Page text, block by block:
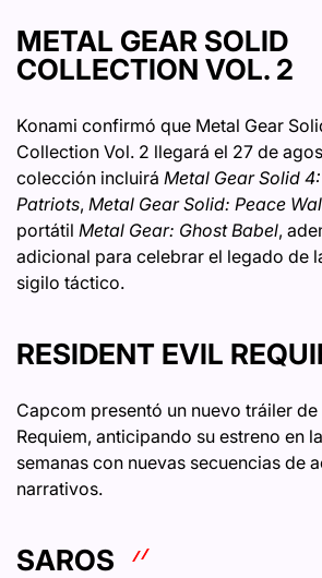
METAL GEAR SOLID
COLLECTION VOL. 2
Konami confirmó que Metal Gear
Collection Vol. 2 llegará el 27 de
colección incluirá Metal Gear Solid
Patriots, Metal Gear Solid: Peace
portátil Metal Gear: Ghost Babel,
adicional para celebrar el legado de
sigilo táctico.
RESIDENT EVIL
Capcom presentó un nuevo tráiler de
Requiem, anticipando su estreno en
semanas con nuevas secuencias de
narrativos.
SAROS